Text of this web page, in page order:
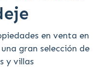
en venta en
gran selección de
y villas